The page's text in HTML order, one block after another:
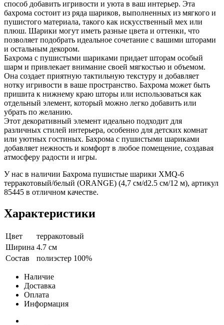
способ добавить игривости и уюта в ваш интерьер. Эта
бахрома состоит из ряда шариков, выполненных из мягкого и
пушистого материала, такого как искусственный мех или
плюш. Шарики могут иметь разные цвета и оттенки, что
позволяет подобрать идеальное сочетание с вашими шторами
и остальным декором.
Бахрома с пушистыми шариками придает шторам особый
шарм и привлекает внимание своей мягкостью и объемом.
Она создает приятную тактильную текстуру и добавляет
нотку игривости в ваше пространство. Бахрома может быть
пришита к нижнему краю шторы или использоваться как
отдельный элемент, который можно легко добавить или
убрать по желанию.
Этот декоративный элемент идеально подходит для
различных стилей интерьера, особенно для детских комнат
или уютных гостиных. Бахрома с пушистыми шариками
добавляет нежность и комфорт в любое помещение, создавая
атмосферу радости и игры.
У нас в наличии Бахрома пушистые шарики XMQ-6
терракотовый/белый (ORANGE) (4,7 см/d2.5 см/12 м), артикул
85445 в отличном качестве.
Характеристики
Цвет
терракотовый
Ширина 4.7 см
Состав
полиэстер 100%
Наличие
Доставка
Оплата
Информация